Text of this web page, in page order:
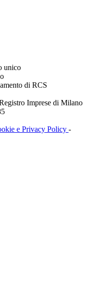
unico
di RCS
Imprese di Milano
e Privacy Policy -